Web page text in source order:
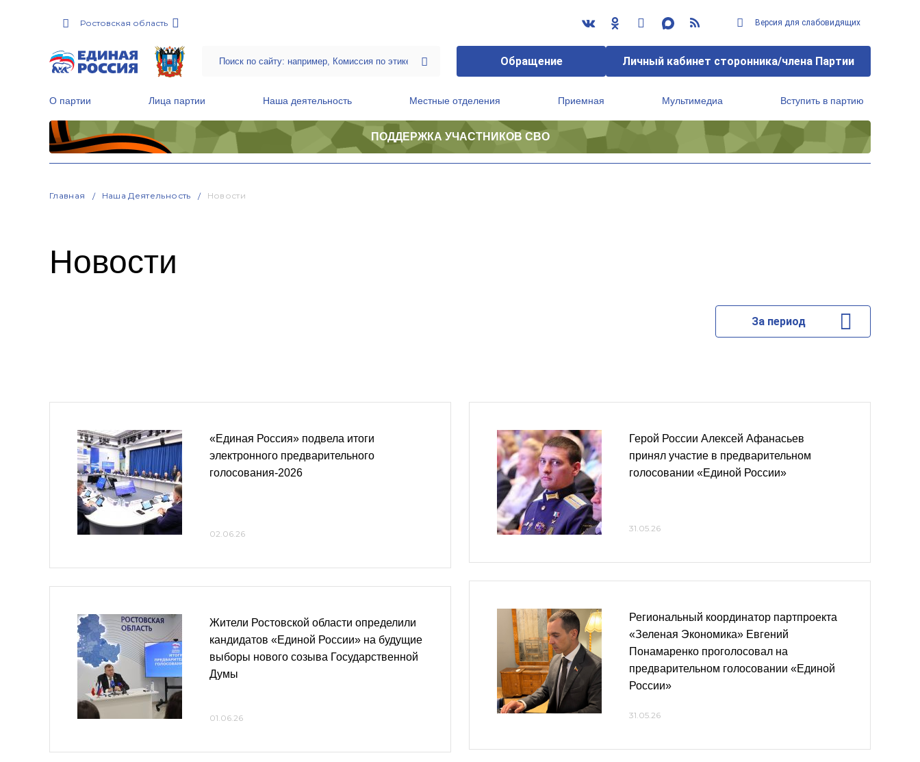
Ростовская область Версия для слабовидящих
Обращение Личный кабинет сторонника/члена Партии
О партии Лица партии Наша деятельность Местные отделения Приемная Мультимедиа Вступить в партию
ПОДДЕРЖКА УЧАСТНИКОВ СВО
Главная Наша Деятельность Новости
Новости
За период
«Единая Россия» подвела итоги
электронного предварительного
голосования-2026
02.06.26
Жители Ростовской области определили
кандидатов «Единой России» на будущие
выборы нового созыва Государственной
Думы
01.06.26
Герой России Алексей Афанасьев
принял участие в предварительном
голосовании «Единой России»
31.05.26
Региональный координатор партпроекта
«Зеленая Экономика» Евгений
Понамаренко проголосовал на
предварительном голосовании «Единой
России»
31.05.26